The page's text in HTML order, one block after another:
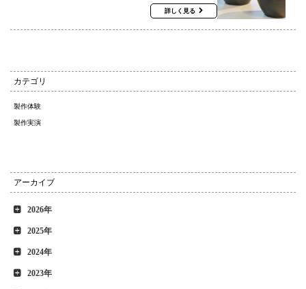
詳しく見る
カテゴリ
製作体験
製作実演
アーカイブ
2026年
2025年
2024年
2023年